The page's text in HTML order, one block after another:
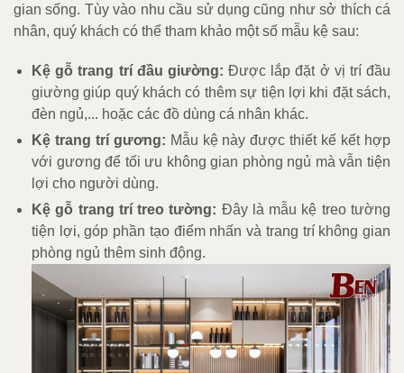
gian sống. Tùy vào nhu cầu sử dụng cũng như sở thích cá
nhân, quý khách có thể tham khảo một số mẫu kệ sau:
Kệ gỗ trang trí đầu giường: Được lắp đặt ở vị trí đầu
giường giúp quý khách có thêm sự tiện lợi khi đặt sách,
đèn ngủ,... hoặc các đồ dùng cá nhân khác.
Kệ trang trí gương: Mẫu kệ này được thiết kế kết hợp
với gương để tối ưu không gian phòng ngủ mà vẫn tiện
lợi cho người dùng.
Kệ gỗ trang trí treo tường: Đây là mẫu kệ treo tường
tiện lợi, góp phần tạo điểm nhấn và trang trí không gian
phòng ngủ thêm sinh động.